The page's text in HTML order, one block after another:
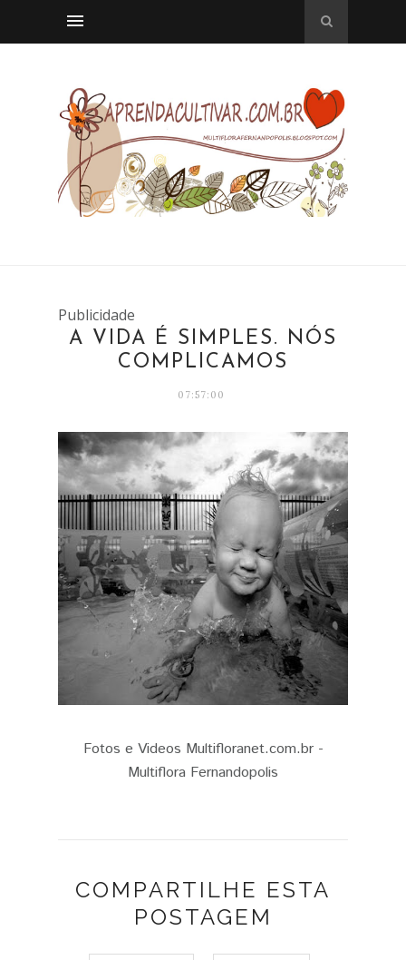
Publicidade
A VIDA É SIMPLES. NÓS
COMPLICAMOS
07:57:00
Fotos e Videos Multifloranet.com.br -
Multiflora Fernandopolis
COMPARTILHE ESTA
POSTAGEM